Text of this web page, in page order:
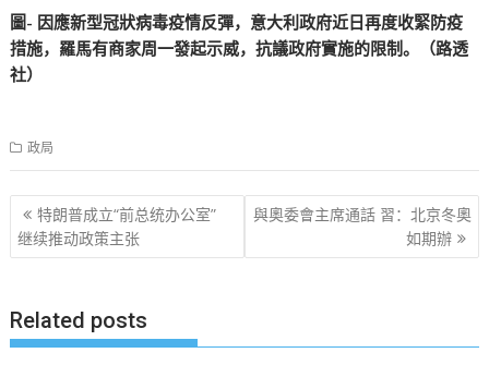
圖- 因應新型冠狀病毒疫情反彈，意大利政府近日再度收緊防疫
措施，羅馬有商家周一發起示威，抗議政府實施的限制。（路透
社）
政局
文
章
特朗普成立“前总统办公室”
继续推动政策主张
與奧委會主席通話 習：北京冬奧
如期辦
Related posts